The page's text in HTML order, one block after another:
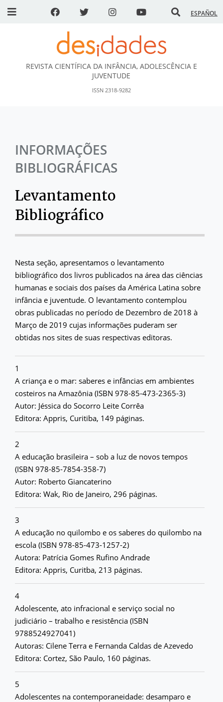
ESPAÑOL
DESidades
REVISTA CIENTÍFICA DA INFÂNCIA, ADOLESCÊNCIA E
JUVENTUDE
ISSN 2318-9282
INFORMAÇÕES
BIBLIOGRÁFICAS
Levantamento
Bibliográfico
Nesta seção, apresentamos o levantamento
bibliográfico dos livros publicados na área das ciências
humanas e sociais dos países da América Latina sobre
infância e juventude. O levantamento contemplou
obras publicadas no período de Dezembro de 2018 à
Março de 2019 cujas informações puderam ser
obtidas nos sites de suas respectivas editoras.
1
A criança e o mar: saberes e infâncias em ambientes
costeiros na Amazônia (ISBN 978-85-473-2365-3)
Autor: Jéssica do Socorro Leite Corrêa
Editora: Appris, Curitiba, 149 páginas.
2
A educação brasileira – sob a luz de novos tempos
(ISBN 978-85-7854-358-7)
Autor: Roberto Giancaterino
Editora: Wak, Rio de Janeiro, 296 páginas.
3
A educação no quilombo e os saberes do quilombo na
escola (ISBN 978-85-473-1257-2)
Autora: Patrícia Gomes Rufino Andrade
Editora: Appris, Curitba, 213 páginas.
4
Adolescente, ato infracional e serviço social no
judiciário – trabalho e resistência (ISBN
9788524927041)
Autoras: Cilene Terra e Fernanda Caldas de Azevedo
Editora: Cortez, São Paulo, 160 páginas.
5
Adolescentes na contemporaneidade: desamparo e